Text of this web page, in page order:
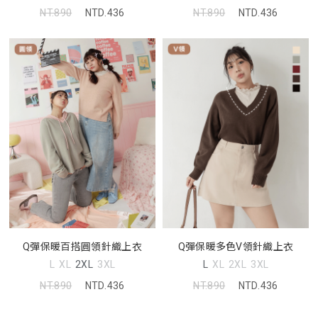
NT.890
NTD.436
NT.890
NTD.436
Q彈保暖百搭圓領針織上衣
L XL 2XL 3XL
NT.890
NTD.436
Q彈保暖多色V領針織上衣
L XL 2XL 3XL
NT.890
NTD.436